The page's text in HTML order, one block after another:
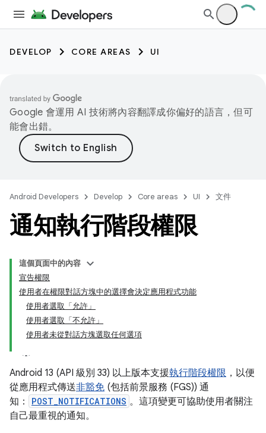
DEVELOP CORE AREAS UI
Google 會運用 AI 技術將內容翻譯成你偏好的語言，但可
能會出錯。
Android Developers Develop Core areas UI 文件
通知執行階段權限
這個頁面中的內容
宣告權限
使用者在權限對話方塊中的選擇會決定應用程式功能
使用者選取「允許」
使用者選取「不允許」
使用者未從對話方塊選取任何選項
Android 13 (API 級別 33) 以上版本支援執行階段權限 ，以便
從應用程式傳送非豁免 (包括前景服務 (FGS)) 通
知：
POST_NOTIFICATIONS 。這項變更可協助使用者關注
自己最重視的通知。